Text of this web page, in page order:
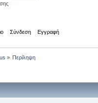
Σύνδεση Εγγραφή
» Περίληψη